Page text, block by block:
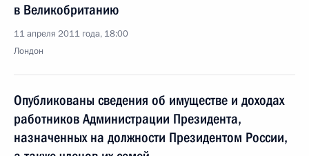
в Великобританию
11 апреля 2011 года, 18:00
Лондон
Опубликованы сведения об имуществе и доходах
работников Администрации Президента,
назначенных на должности Президентом России,